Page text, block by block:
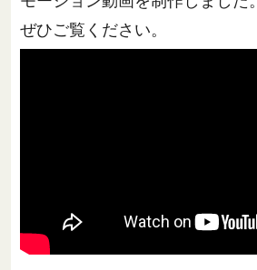
ぜひご覧ください。